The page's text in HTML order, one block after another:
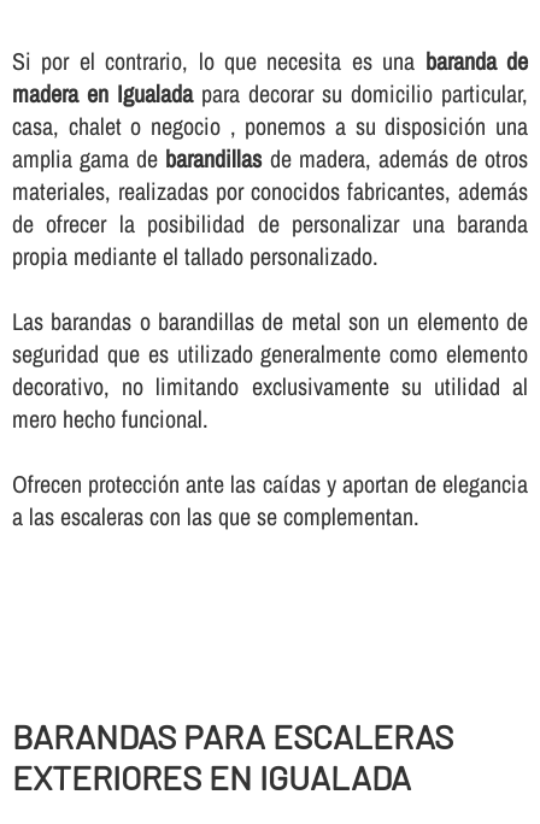
Si por el contrario, lo que necesita es una baranda de
madera en Igualadapara decorar su domicilio particular,
casa, chalet o negocio , ponemos a su disposición una
amplia gama de barandillasde madera, además de otros
materiales, realizadas por conocidos fabricantes, además
de ofrecer la posibilidad de personalizar una baranda
propia mediante el tallado personalizado.
Las barandas o barandillas de metal son un elemento de
seguridad que es utilizado generalmente como elemento
decorativo, no limitando exclusivamente su utilidad al
mero hecho funcional.
Ofrecen protección ante las caí­das y aportan de elegancia
a las escaleras con las que se complementan.
BARANDAS PARA ESCALERAS
EXTERIORES EN IGUALADA